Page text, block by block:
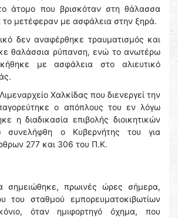
άτομο που βρισκόταν στη θάλασσα
το μετέφεραν με ασφάλεια στην ξηρά.
δεν αναφέρθηκε τραυματισμός και
θαλάσσια ρύπανση, ενώ το ανωτέρω
με ασφάλεια στο αλιευτικό
Χαλκίδας που διενεργεί την
ο απόπλους του εν λόγω
η διαδικασία επιβολής διοικητικών
συνελήφθη ο Κυβερνήτης του για
277 και 306 του Π.Κ.
σημειώθηκε, πρωινές ώρες σήμερα,
του σταθμού εμπορευματοκιβωτίων
όταν ημιφορτηγό όχημα, που